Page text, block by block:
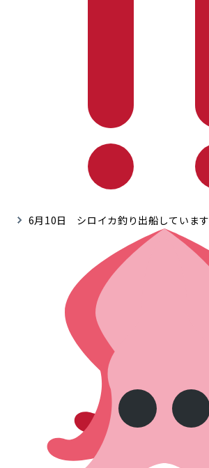
6月10日 シロイカ釣り出船しています